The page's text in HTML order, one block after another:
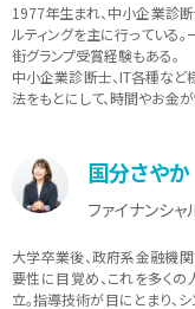
1977年生まれ、中小企業診
ルティングを主に行っている
街グランプ受賞経験もある。
中小企業診断士、IT各種な
法をもとにして、時間やお金
国分さやか
ファイナンシャ
大学卒業後、政府系金融機
要性に目覚め、これを多くの
立。指導技術が目にとまり、